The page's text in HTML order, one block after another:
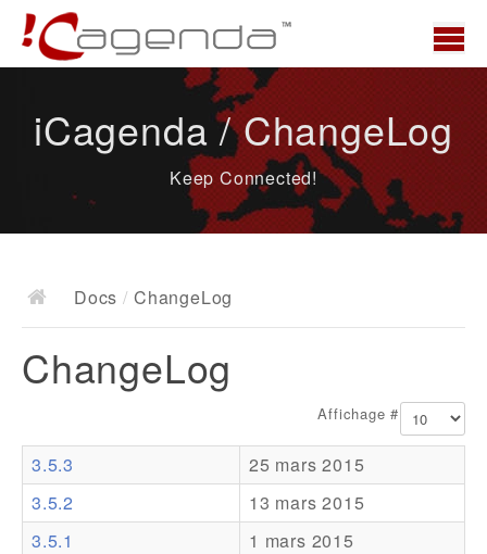
News
Docs
Documentation
Ressources
Addons
iCagenda / ChangeLog
Keep Connected!
Docs / ChangeLog
ChangeLog
Affichage #
3.5.3
25 mars 2015
3.5.2
13 mars 2015
3.5.1
1 mars 2015